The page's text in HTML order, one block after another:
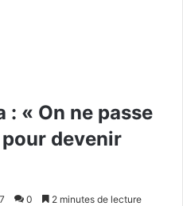
: « On ne passe
devenir
0 2 minutes de lecture